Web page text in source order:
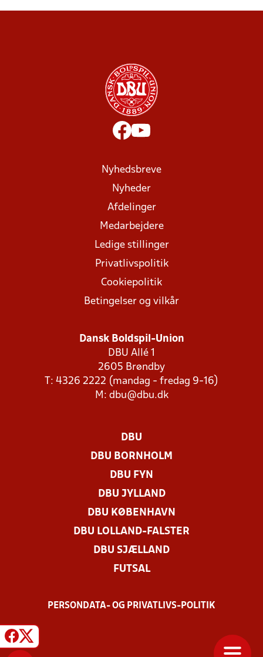
Nyhedsbreve
Nyheder
Afdelinger
Medarbejdere
Ledige stillinger
Privatlivspolitik
Cookiepolitik
Betingelser og vilkår
Dansk Boldspil-Union
DBU Allé 1
2605 Brøndby
T: 4326 2222 (mandag - fredag 9-16)
M: dbu@dbu.dk
DBU
DBU BORNHOLM
DBU FYN
DBU JYLLAND
DBU KØBENHAVN
DBU LOLLAND-FALSTER
DBU SJÆLLAND
FUTSAL
PERSONDATA- OG PRIVATLIVS-POLITIK